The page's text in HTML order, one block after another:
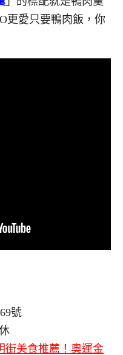
更愛只要鴨肉飯，你
號
街美食推薦！奧運金